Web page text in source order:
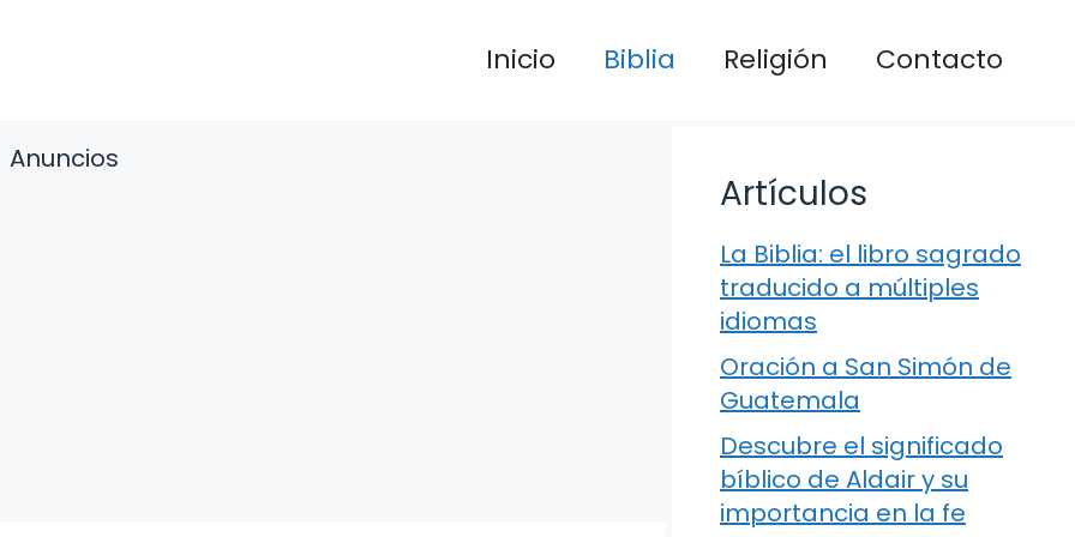
Inicio Biblia Religión Contacto
Anuncios
Artículos
La Biblia: el libro sagrado
traducido a múltiples
idiomas
Oración a San Simón de
Guatemala
Descubre el significado
bíblico de Aldair y su
importancia en la fe